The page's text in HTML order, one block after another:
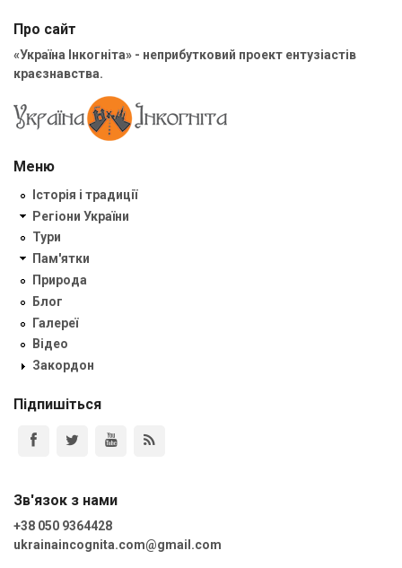
Про сайт
«Україна Інкогніта» - неприбутковий проект ентузіастів
краєзнавства.
Меню
Історія і традиції
Регіони України
Тури
Пам'ятки
Природа
Блог
Галереї
Відео
Закордон
Підпишіться
Зв'язок з нами
+38 050 9364428
ukrainaincognita.com@gmail.com